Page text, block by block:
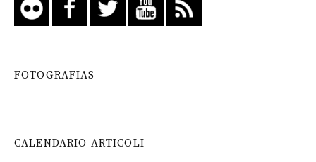
FOTOGRAFIAS
CALENDARIO ARTICOLI